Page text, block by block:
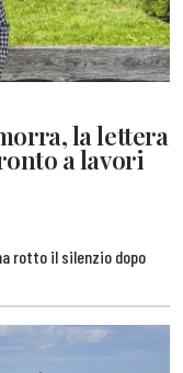
la lettera
a lavori
rotto il silenzio dopo